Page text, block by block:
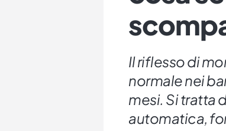
Il riflesso di
normale nei
mesi. Si tratta
automatica,